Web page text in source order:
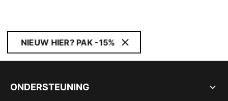
NIEUW HIER? PAK -15%
ONDERSTEUNING